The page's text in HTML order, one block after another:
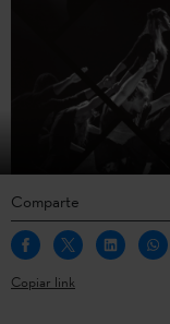
Comparte
Copiar link